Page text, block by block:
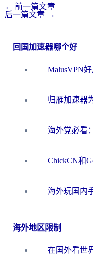
← 前一篇文章
后一篇文章 →
回国加速器哪个好
海外地区限制